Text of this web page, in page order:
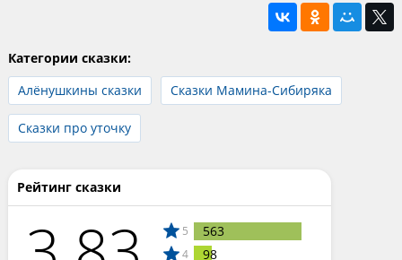
Категории сказки:
Алёнушкины сказки
Сказки Мамина-Сибиряка
Сказки про уточку
Рейтинг сказки
5 563
4 98